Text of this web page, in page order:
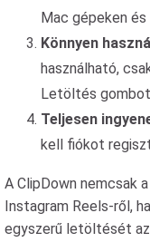
Mac gépeken
Könnyen
használható,
Letöltés
Teljesen
kell fiókot
A ClipDown nemcsak
Instagram Reels-ről,
egyszerű letöltését